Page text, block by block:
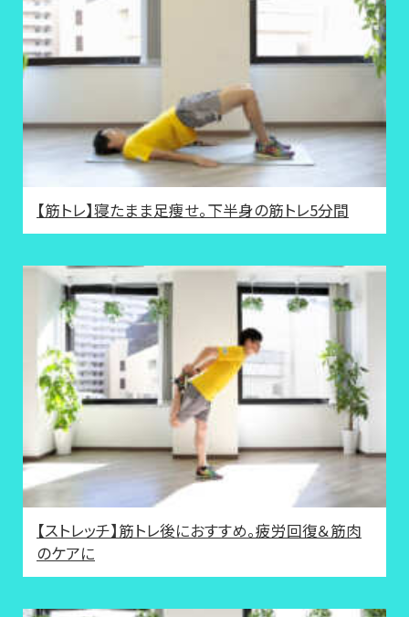
【筋トレ】寝たまま足痩せ。下半身の筋トレ5分間
【ストレッチ】筋トレ後におすすめ。疲労回復＆筋肉
のケアに